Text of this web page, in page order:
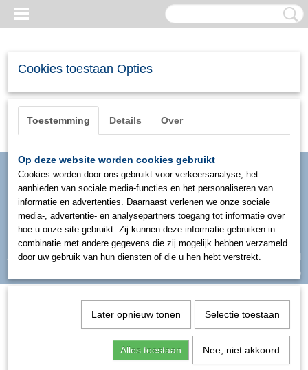
Inloggen Registreren
UW WINKELWAGEN
(0)
Cookies toestaan Opties
Toestemming Details Over
Op deze website worden cookies gebruikt
Cookies worden door ons gebruikt voor verkeersanalyse, het
aanbieden van sociale media-functies en het personaliseren van
informatie en advertenties. Daarnaast verlenen we onze sociale
media-, advertentie- en analysepartners toegang tot informatie over
hoe u onze site gebruikt. Zij kunnen deze informatie gebruiken in
combinatie met andere gegevens die zij mogelijk hebben verzameld
door uw gebruik van hun diensten of die u hen hebt verstrekt.
Later opnieuw tonen Selectie toestaan
Alles toestaan Nee, niet akkoord